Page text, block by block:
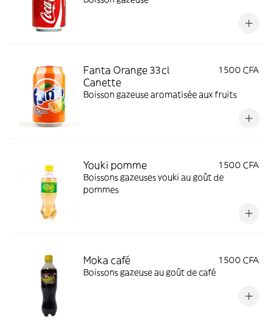
Fanta Orange 33cl
Canette
1 500 CFA
Boisson gazeuse aromatisée aux fruits
Youki pomme
1 500 CFA
Boissons gazeuses youki au goût de
pommes
Moka café
1 500 CFA
Boissons gazeuse au goût de café